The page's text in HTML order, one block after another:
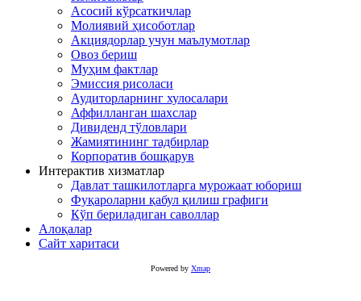
Асосий кўрсаткичлар
Молиявий ҳисоботлар
Акциядорлар учун маълумотлар
Овоз бериш
Муҳим фактлар
Эмиссия рисоласи
Аудиторларнинг хулосалари
Аффилланган шахслар
Дивиденд тўловлари
Жамиятининг тадбирлар
Корпоратив бошқарув
Интерактив хизматлар
Давлат ташкилотларга мурожаат юбориш
Фуқароларни қабул қилиш графиги
Кўп бериладиган саволлар
Алоқалар
Сайт харитаси
Powered by Xmap